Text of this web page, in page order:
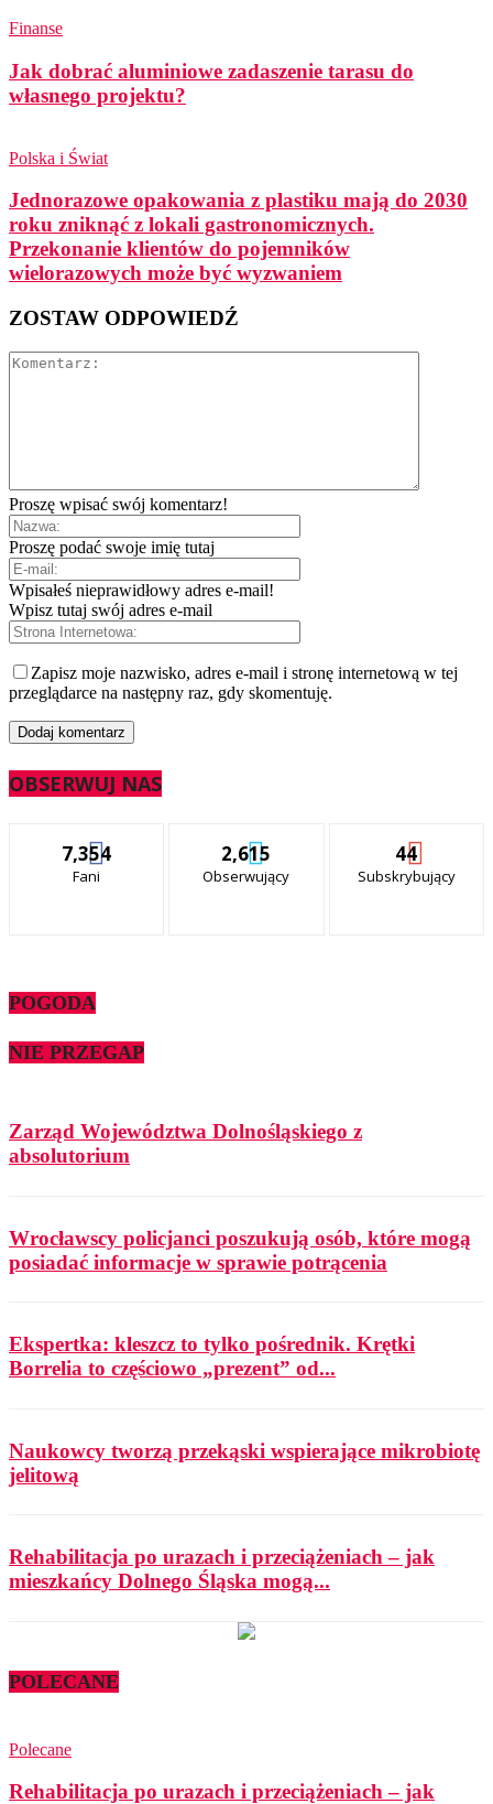
Finanse
Jak dobrać aluminiowe zadaszenie tarasu do
własnego projektu?
Polska i Świat
Jednorazowe opakowania z plastiku mają do 2030
roku zniknąć z lokali gastronomicznych.
Przekonanie klientów do pojemników
wielorazowych może być wyzwaniem
ZOSTAW ODPOWIEDŹ
Proszę wpisać swój komentarz!
Proszę podać swoje imię tutaj
Wpisałeś nieprawidłowy adres e-mail!
Wpisz tutaj swój adres e-mail
Zapisz moje nazwisko, adres e-mail i stronę internetową w tej
przeglądarce na następny raz, gdy skomentuję.
OBSERWUJ NAS
7,354
Fani
2,615
Obserwujący
44
Subskrybujący
POGODA
NIE PRZEGAP
Zarząd Województwa Dolnośląskiego z
absolutorium
Wrocławscy policjanci poszukują osób, które mogą
posiadać informacje w sprawie potrącenia
Ekspertka: kleszcz to tylko pośrednik. Krętki
Borrelia to częściowo „prezent” od...
Naukowcy tworzą przekąski wspierające mikrobiotę
jelitową
Rehabilitacja po urazach i przeciążeniach – jak
mieszkańcy Dolnego Śląska mogą...
POLECANE
Polecane
Rehabilitacja po urazach i przeciążeniach – jak